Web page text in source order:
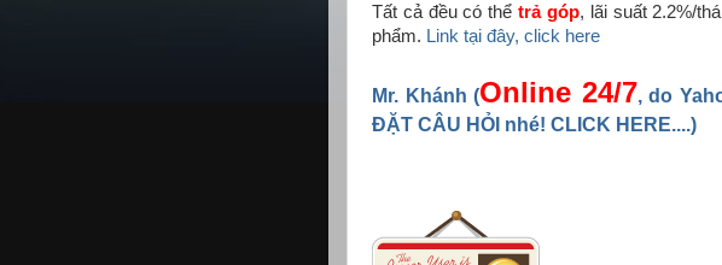
Tất cả đều có thể trả góp, lãi suất 2.2%/
phẩm. Link tại đây, click here
Mr. Khánh (Online 24/7, do
ĐẶT CÂU HỎI nhé! CLICK HERE....)